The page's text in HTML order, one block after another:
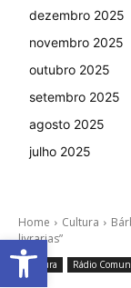
dezembro 2025
novembro 2025
outubro 2025
setembro 2025
agosto 2025
julho 2025